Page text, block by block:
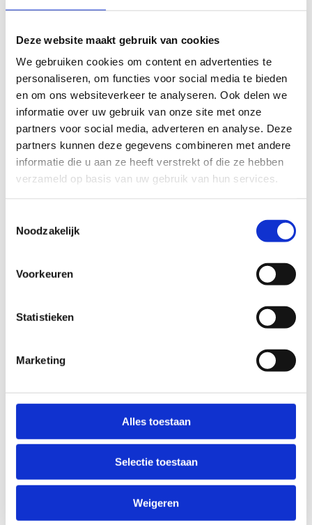
Deze website maakt gebruik van cookies
We gebruiken cookies om content en advertenties te
personaliseren, om functies voor social media te bieden
en om ons websiteverkeer te analyseren. Ook delen we
informatie over uw gebruik van onze site met onze
partners voor social media, adverteren en analyse. Deze
partners kunnen deze gegevens combineren met andere
informatie die u aan ze heeft verstrekt of die ze hebben
verzameld op basis van uw gebruik van hun services.
Noodzakelijk
Voorkeuren
Statistieken
Marketing
Alles toestaan
Selectie toestaan
Weigeren
FYSIEKE INSPANNING
licht zwaar
TECHNISCHE MOEILIJKHEIDSGRAAD
makkelijk moeilijk
BEWEGWIJZERING
Droog
Bewolkt